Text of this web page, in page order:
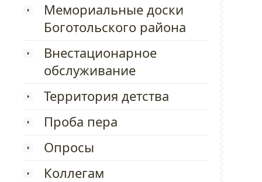
Мемориальные доски
Боготольского района
Внестационарное
обслуживание
Территория детства
Проба пера
Опросы
Коллегам